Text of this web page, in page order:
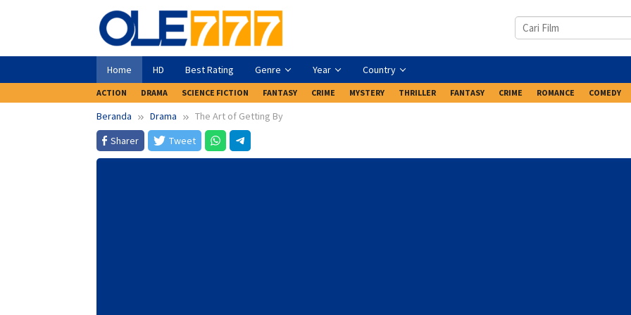
Home HD Best Rating Genre Year Country
ACTION DRAMA SCIENCE FICTION FANTASY CRIME MYSTERY THRILLER FANTASY CRIME ROMANCE COMEDY
Beranda Drama
The Art of Getting By
Sharer
Tweet